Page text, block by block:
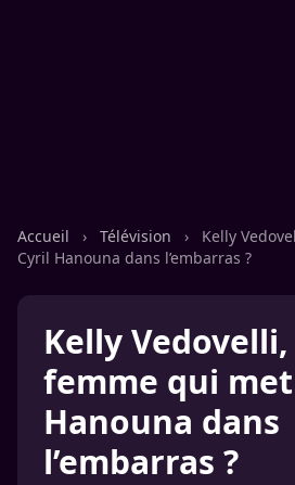
Accueil › Télévision ›
Kelly
Cyril Hanouna dans l’embarras ?
Kelly
femme qui
Hanouna dans
l’embarras ?